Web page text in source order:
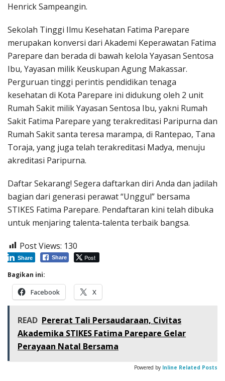
Henrick Sampeangin.
Sekolah Tinggi Ilmu Kesehatan Fatima Parepare
merupakan konversi dari Akademi Keperawatan Fatima
Parepare dan berada di bawah kelola Yayasan Sentosa
Ibu, Yayasan milik Keuskupan Agung Makassar.
Perguruan tinggi perintis pendidikan tenaga
kesehatan di Kota Parepare ini didukung oleh 2 unit
Rumah Sakit milik Yayasan Sentosa Ibu, yakni Rumah
Sakit Fatima Parepare yang terakreditasi Paripurna dan
Rumah Sakit santa teresa marampa, di Rantepao, Tana
Toraja, yang juga telah terakreditasi Madya, menuju
akreditasi Paripurna.
Daftar Sekarang! Segera daftarkan diri Anda dan jadilah
bagian dari generasi perawat “Unggul” bersama
STIKES Fatima Parepare. Pendaftaran kini telah dibuka
untuk menjaring talenta-talenta terbaik bangsa.
Post Views: 130
Share Post
Share
Bagikan ini:
Facebook X
READ Pererat Tali Persaudaraan, Civitas
Akademika STIKES Fatima Parepare Gelar
Perayaan Natal Bersama
Powered by Inline Related Posts